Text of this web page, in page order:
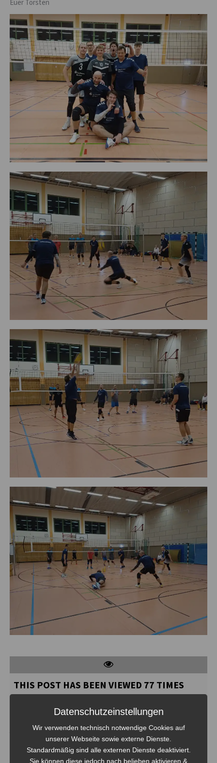
Euer Torsten
THIS POST HAS BEEN VIEWED 77 TIMES
Ähnliche Beiträge
Datenschutzeinstellungen
Wir verwenden technisch notwendige Cookies auf
unserer Webseite sowie externe Dienste.
Standardmäßig sind alle externen Dienste deaktiviert.
Sie können diese jedoch nach belieben aktivieren &